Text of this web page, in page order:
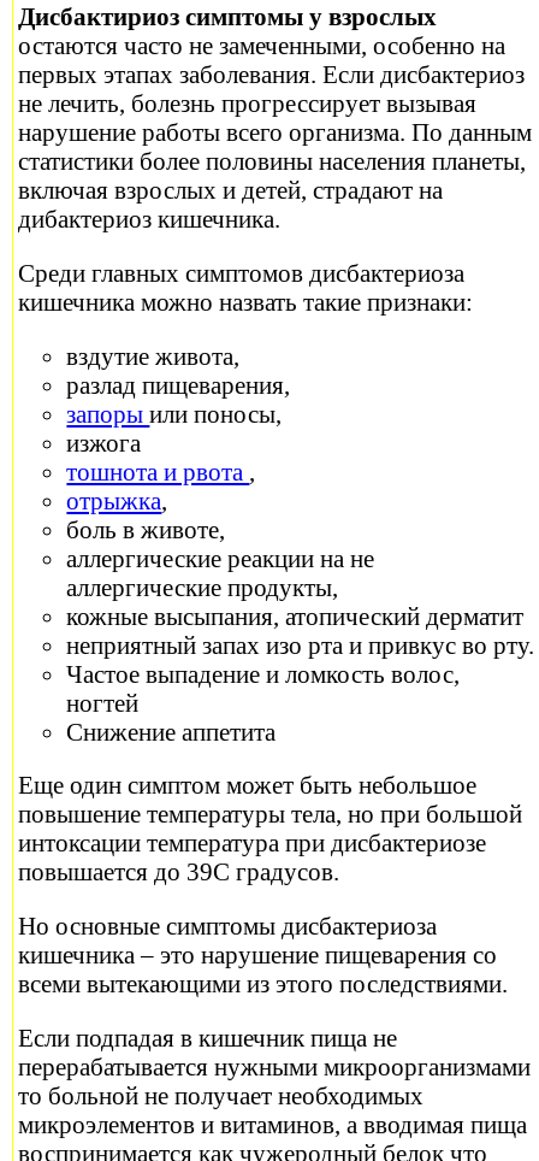
Дисбактириоз симптомы у взрослых
остаются часто не замеченными, особенно на
первых этапах заболевания. Если дисбактериоз
не лечить, болезнь прогрессирует вызывая
нарушение работы всего организма. По данным
статистики более половины населения планеты,
включая взрослых и детей, страдают на
дибактериоз кишечника.
Среди главных симптомов дисбактериоза
кишечника можно назвать такие признаки:
вздутие живота,
разлад пищеварения,
запорыили поносы,
изжога
тошнота и рвота
отрыжка
боль в животе,
аллергические реакции на не
аллергические продукты,
кожные высыпания, атопический дерматит
неприятный запах изо рта и привкус во рту.
Частое выпадение и ломкость волос,
ногтей
Снижение аппетита
Еще один симптом может быть небольшое
повышение температуры тела, но при большой
интоксации температура при дисбактериозе
повышается до 39С градусов.
Но основные симптомы дисбактериоза
кишечника – это нарушение пищеварения со
всеми вытекающими из этого последствиями.
Если подпадая в кишечник пища не
перерабатывается нужными микроорганизмами
то больной не получает необходимых
микроэлементов и витаминов, а вводимая пища
воспринимается как чужеродный белок что